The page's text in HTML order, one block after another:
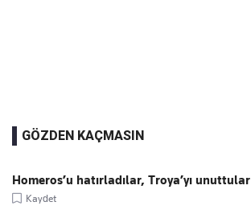
GÖZDEN KAÇMASIN
Homeros’u hatırladılar, Troya’yı unuttular
Kaydet